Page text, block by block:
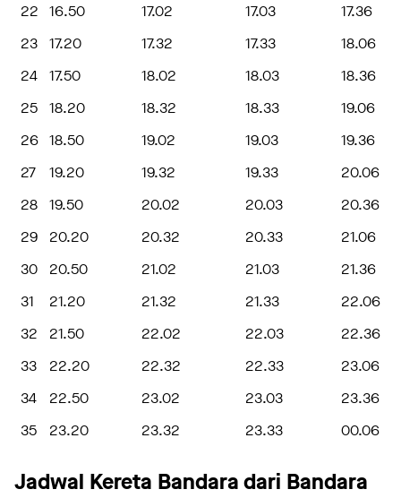
22
16.50 17.02 17.03
17.36
23
17.20 17.32 17.33
18.06
24
17.50 18.02 18.03
18.36
25
18.20 18.32 18.33
19.06
26 18.50 19.02 19.03
19.36
27
19.20 19.32 19.33
20.06
28
19.50 20.02 20.03
20.36
29
20.20 20.32 20.33
21.06
30
20.50 21.02 21.03
21.36
31
21.20 21.32 21.33
22.06
32
21.50 22.02 22.03
22.36
33
22.20 22.32 22.33
23.06
34
22.50 23.02 23.03
23.36
35
23.20 23.32 23.33 00.06
Jadwal Kereta Bandara dari Bandara